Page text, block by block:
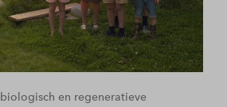
en regeneratieve